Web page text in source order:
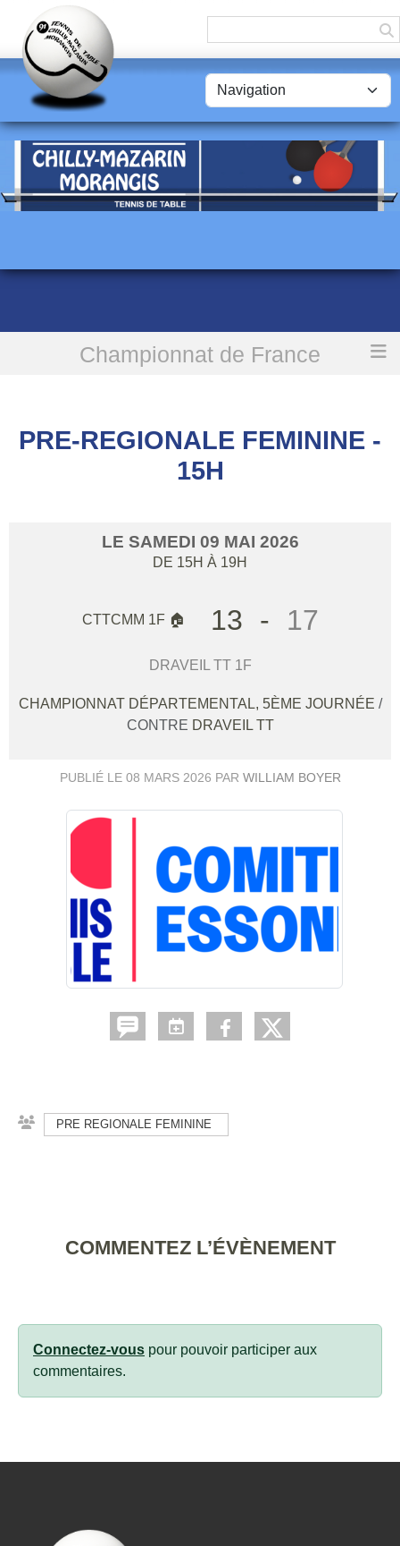
Championnat de France
PRE-REGIONALE FEMININE - 15H
PRE-REGIONALE FEMININE -
15H
LE SAMEDI 09 MAI 2026
DE 15H À 19H
CTTCMM 1F 🏠 13 - 17
DRAVEIL TT 1F
CHAMPIONNAT DÉPARTEMENTAL, 5ÈME JOURNÉE /
CONTRE DRAVEIL TT
PUBLIÉ LE 08 MARS 2026 PAR WILLIAM BOYER
PRE REGIONALE FEMININE
COMMENTEZ L’ÉVÈNEMENT
Connectez-vous pour pouvoir participer aux
commentaires.
Panneau de gestion des cookies